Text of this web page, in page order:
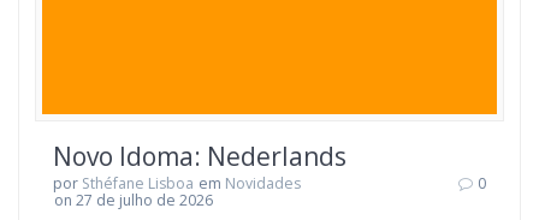
Novo Idoma: Nederlands
por Sthéfane Lisboa em Novidades
on 27 de julho de 2026
0